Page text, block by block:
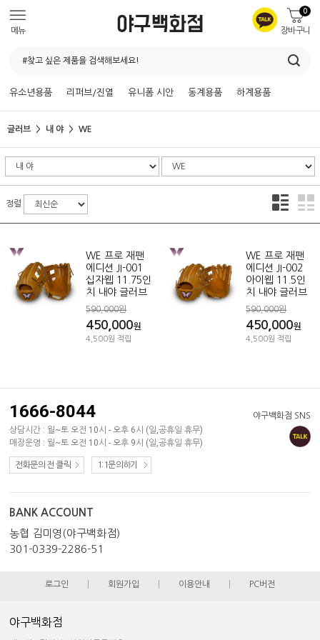
메뉴 장바구니
0
유소년용품 리퍼브/진열 유니폼 시안 동계용품 하계용품
글러브 내 야 WE
정렬
WE 프로 재팬
에디션 JI-001
십자웹 11.75인
치 내야 글러브
590,000원
450,000원
4,500원 적립
WE 프로 재팬
에디션 JI-002
아이웹 11.5인
치 내야 글러브
590,000원
450,000원
4,500원 적립
야구백화점 SNS
1666-8044
상담시간 : 월~토 오전 10시 - 오후 6시 (일,공휴일 휴무)
매장운영 : 월~토 오전 10시 - 오후 9시 (일,공휴일 휴무)
전화문의 전 클릭 1:1문의하기
BANK ACCOUNT
농협 김미영(야구백화점)
301-0339-2286-51
로그인 회원가입 이용안내 PC버전
야구백화점